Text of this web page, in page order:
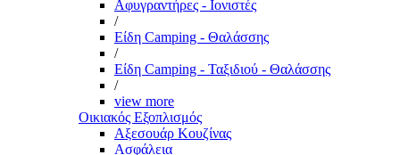
Αφυγραντήρες - Ιονιστές
/
Είδη Camping - Θαλάσσης
/
Είδη Camping - Ταξιδιού - Θαλάσσης
/
view more
Οικιακός Εξοπλισμός
Αξεσουάρ Κουζίνας
Ασφάλεια